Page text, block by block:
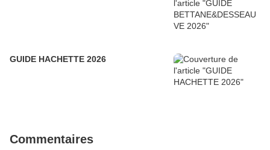
GUIDE HACHETTE 2026
Commentaires